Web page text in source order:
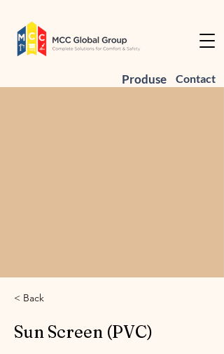
Produse Contact
< Back
Sun Screen (PVC)